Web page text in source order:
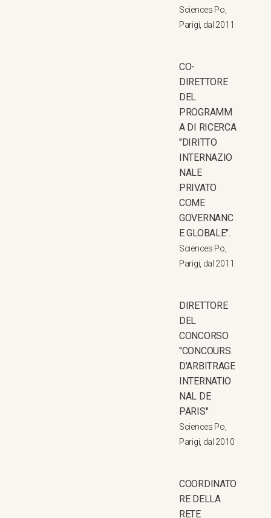
Sciences Po,
Parigi, dal 2011
CO-
DIRETTORE
DEL
PROGRAMM
A DI RICERCA
"DIRITTO
INTERNAZIO
NALE
PRIVATO
COME
GOVERNANC
E GLOBALE".
Sciences Po,
Parigi, dal 2011
DIRETTORE
DEL
CONCORSO
"CONCOURS
D'ARBITRAGE
INTERNATIO
NAL DE
PARIS"
Sciences Po,
Parigi, dal 2010
COORDINATO
RE DELLA
RETE